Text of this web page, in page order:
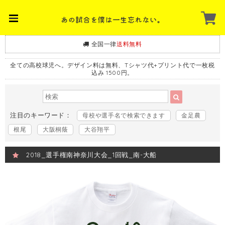
全国一律送料無料
全ての高校球児へ。デザイン料は無料、Tシャツ代+プリント代で一枚税
込み 1500円。
注目のキーワード： 母校や選手名で検索できます
金足農
根尾
大阪桐蔭 大谷翔平
2018_選手権南神奈川大会_1回戦_南-大船